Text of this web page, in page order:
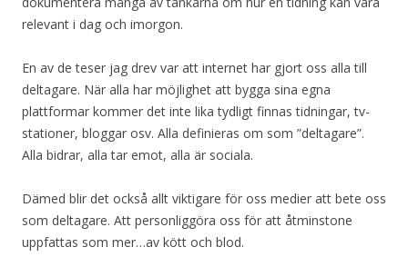
relevant i dag och imorgon.
En av de teser jag drev var att internet har gjort oss alla till
deltagare. När alla har möjlighet att bygga sina egna
plattformar kommer det inte lika tydligt finnas tidningar, tv-
stationer, bloggar osv. Alla definieras om som ”deltagare”.
Alla bidrar, alla tar emot, alla är sociala.
Dämed blir det också allt viktigare för oss medier att bete oss
som deltagare. Att personliggöra oss för att åtminstone
uppfattas som mer…av kött och blod.